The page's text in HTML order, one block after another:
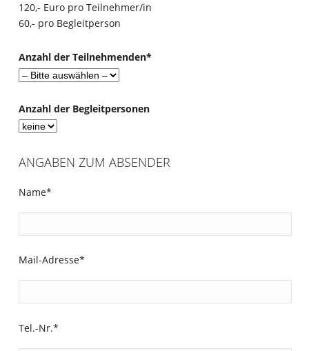
120,- Euro pro Teilnehmer/in
60,- pro Begleitperson
Anzahl der Teilnehmenden*
Anzahl der Begleitpersonen
ANGABEN ZUM ABSENDER
Name*
Mail-Adresse*
Tel.-Nr.*